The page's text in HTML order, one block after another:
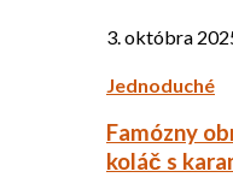
3. októbra
Jednoduché
Famózny
koláč s